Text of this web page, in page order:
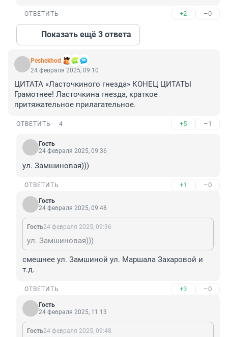
ОТВЕТИТЬ +2 –0
Показать ещё 3 ответа
Peshekhod
24 февраля 2025, 09:10
ЦИТАТА «Ласточкиного гнезда» КОНЕЦ ЦИТАТЫ
Грамотнее! Ласточкина гнезда, краткое
притяжательное прилагательное.
ОТВЕТИТЬ 4 +5 –1
Гость
24 февраля 2025, 09:36
ул. Замшиновая)))
ОТВЕТИТЬ +1 –0
Гость
24 февраля 2025, 09:48
Гость24 февраля 2025, 09:36
ул. Замшиновая)))
смешнее ул. Замшиной ул. Маршала Захаровой и
т.д.
ОТВЕТИТЬ +3 –0
Гость
24 февраля 2025, 11:13
Гость24 февраля 2025, 09:48